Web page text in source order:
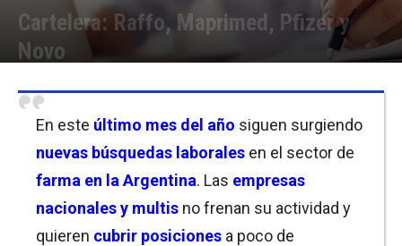
Cartelera: Raffo, Maprimed, Pfizer y
Novo
En este último mes del año siguen surgiendo
nuevas búsquedas laborales en el sector de
farma en la Argentina. Las empresas
nacionales y multis no frenan su actividad y
quieren cubrir posiciones a poco de